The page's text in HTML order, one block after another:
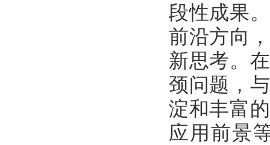
段性成果
前沿方向
新思考。
颈问题，
淀和丰富
应用前景